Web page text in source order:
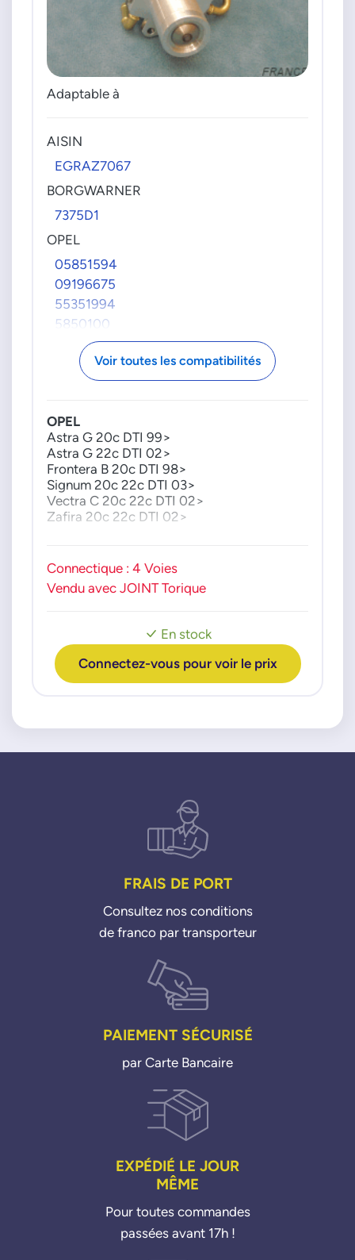
Adaptable à
AISIN
EGRAZ7067
BORGWARNER
7375D1
OPEL
05851594
09196675
55351994
5850100
5851041
5851594
851755
SAAB
3176989
4774311
9196675
93176989
737504D
737505D
Voir toutes les compatibilités
En stock
Connectez-vous pour voir le prix
OPEL
Astra G 20c DTI 99>
Astra G 22c DTI 02>
Frontera B 20c DTI 98>
Signum 20c 22c DTI 03>
Vectra C 20c 22c DTI 02>
Zafira 20c 22c DTI 02>
9-3 22c TID 00>
9-5 22c TID 02>
Connectique : 4 Voies
Vendu avec JOINT Torique
FRAIS DE PORT
Consultez nos conditions
de franco par transporteur
PAIEMENT SÉCURISÉ
par Carte Bancaire
EXPÉDIÉ LE JOUR
MÊME
Pour toutes commandes
passées avant 17h !